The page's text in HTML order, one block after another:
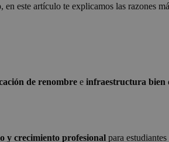
este artículo te explicamos las razones
de renombre e infraestructura bien
y crecimiento profesional para